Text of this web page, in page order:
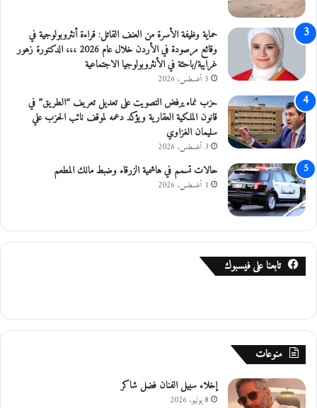
ا
ل
أ
ح
ى
حماية وظيفة الأسرة من العنف القاتل: قراءة أنثروبولوجية في
وقائع مرصودة في الأردن خلال عام 2026 ،،، الدكتورة زهور
غرايبة/باحثة في الأنثروبولوجيا الاجتماعية
5 أغسطس، 2026
حزب نماء يرفض التصويت على تعديل تعريف “الطريق” في
قانون الملكية العقارية ويؤكد دعمه لموقف نائب الحزب علي
سليمان الغزاوي
3 أغسطس، 2026
حالات تسمم في هاشمية الزرقاء وضبط مالك المطعم
1 أغسطس، 2026
تابعنا على فيسبوك
منوعات
إخلاء سبيل الفنان فضل شاكر
8 يوليو، 2026